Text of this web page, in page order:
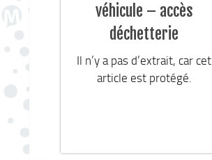
véhicule – accès
déchetterie
Il n’y a pas d’extrait, car cet
article est protégé.